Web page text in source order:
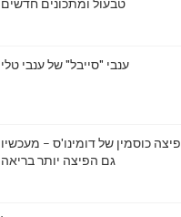
טבעול ומתכונים חדשים
ענבי "סייבל" של ענבי טלי
פיצה כוסמין של דומינו'ס – מעכשיו
גם הפיצה יותר בריאה